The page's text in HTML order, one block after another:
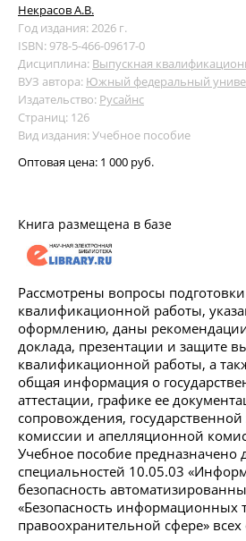
Некрасов А.В.
Год издания: 2026 г.
ISBN: 978-5-466-09617-0
Дисциплина: Выпускная
ВУЗ автора: Южный федеральный
Издательство: Русайнс
Страниц: 126
Вид издания: Учебное пособие
Оптовая цена: 1 000 руб.
Книга размещена в базе
Рассмотрены вопросы
квалификационной работы,
оформлению, даны
доклада, презентации и защите
квалификационной работы, а
общая информация о
аттестации, графике ее
сопровождения,
комиссии и апелляционной
Учебное пособие предназначено
специальностей 10.05.03
безопасность
«Безопасность информационных
правоохранительной сфере»